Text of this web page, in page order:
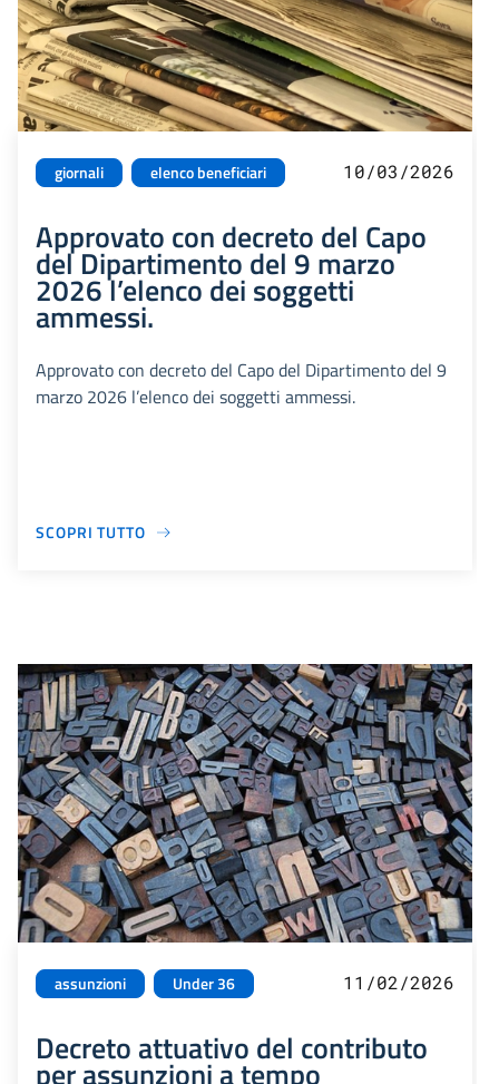
giornali elenco beneficiari 10/03/2026
Approvato con decreto del Capo
del Dipartimento del 9 marzo
2026 l’elenco dei soggetti
ammessi.
Approvato con decreto del Capo del Dipartimento del 9
marzo 2026 l’elenco dei soggetti ammessi.
SCOPRI TUTTO
assunzioni Under 36 11/02/2026
Decreto attuativo del contributo
per assunzioni a tempo